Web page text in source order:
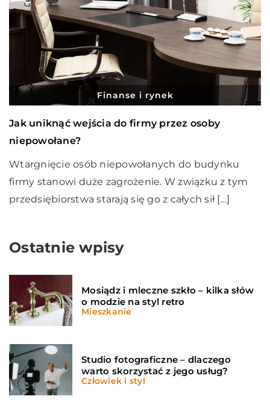
Finanse i rynek
Jak uniknąć wejścia do firmy przez osoby
niepowołane?
Wtargnięcie osób niepowołanych do budynku
firmy stanowi duże zagrożenie. W związku z tym
przedsiębiorstwa starają się go z całych sił […]
Ostatnie wpisy
Mosiądz i mleczne szkło – kilka słów
o modzie na styl retro
Mieszkanie
Studio fotograficzne – dlaczego
warto skorzystać z jego usług?
Człowiek i styl